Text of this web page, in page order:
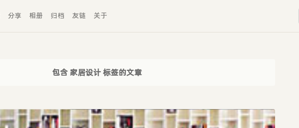
分享 相册 归档 友链 关于
包含 家居设计 标签的文章